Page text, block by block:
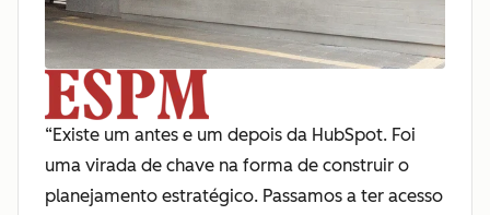
“Existe um antes e um depois da HubSpot. Foi
uma virada de chave na forma de construir o
planejamento estratégico. Passamos a ter acesso